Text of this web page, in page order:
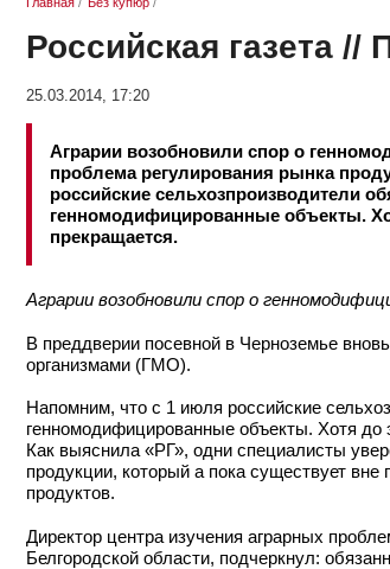
Российская газета //
25.03.2014, 17:20
Аграрии возобновили спор о
проблема регулирования рынка
российские сельхозпроизводители
генномодифицированные объекты.
прекращается.
Аграрии возобновили спор о
В преддверии посевной в Черноземье
организмами (ГМО).
Напомним, что с 1 июля российские
генномодифицированные объекты. Хотя до
Как выяснила «РГ», одни специалисты
продукции, который а пока существует вне
продуктов.
Директор центра изучения аграрных
Белгородской области, подчеркнул: